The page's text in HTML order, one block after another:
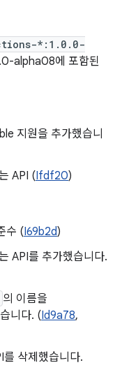
*:1.0.0-
alpha08에 포함된
지원을 추가했습니
API (Ifdf20)
수 (I69b2d)
API를 추가했습니다.
의 이름을
니다. (Id9a78,
삭제했습니다.